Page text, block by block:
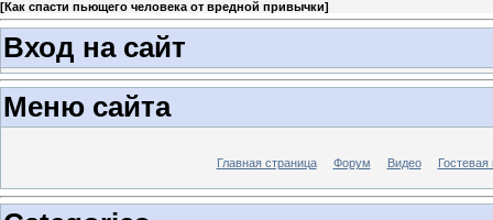
[Как спасти пьющего человека от вредной привычки]
Вход на сайт
Меню сайта
Главная страница Форум Видео Гостевая